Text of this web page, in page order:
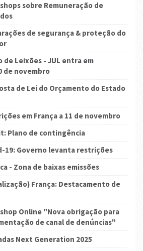
sobre Remuneração de
de segurança & proteção do
de Leixões - JUL entra em
de novembro
de Lei do Orçamento do Estado
em França a 11 de novembro
Plano de contingência
19: Governo levanta restrições
- Zona de baixas emissões
França: Destacamento de
Online "Nova obrigação para
de canal de denúncias"
Next Generation 2025